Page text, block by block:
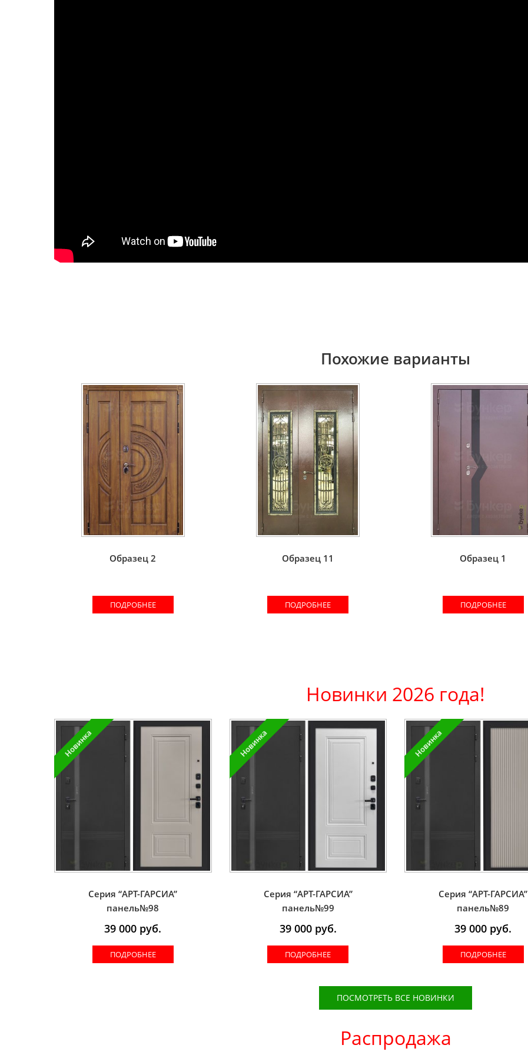
Похожие варианты
Образец 2
ПОДРОБНЕЕ
Образец 11
ПОДРОБНЕЕ
Образец 1
ПОДРОБНЕЕ
Новинки 2026 года!
Новинка
Серия “AРT-ГАРСИА”
панель№98
39 000 руб.
ПОДРОБНЕЕ
Новинка
Серия “AРT-ГАРСИА”
панель№99
39 000руб.
ПОДРОБНЕЕ
Новинка
Серия “AРT-ГАРСИА”
панель№89
39 000 руб.
ПОДРОБНЕЕ
ПОСМОТРЕТЬ ВСЕ НОВИНКИ
Распродажа